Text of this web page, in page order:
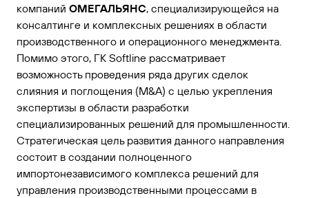
компаний ОМЕГАЛЬЯНС, специализирующейся на
консалтинге и комплексных решениях в области
производственного и операционного менеджмента.
Помимо этого, ГК Softline рассматривает
возможность проведения ряда других сделок
слияния и поглощения (M&A) с целью укрепления
экспертизы в области разработки
специализированных решений для промышленности.
Стратегическая цель развития данного направления
состоит в создании полноценного
импортонезависимого комплекса решений для
управления производственными процессами в